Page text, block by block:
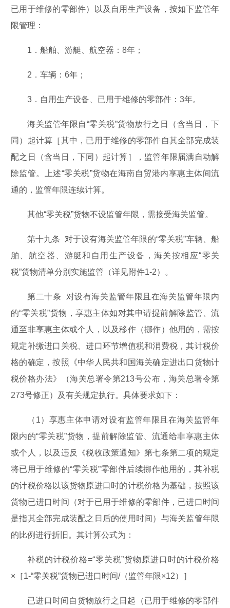
已用于维修的零部件）以及自用生产设备，按如下监管年
限管理：
1．船舶、游艇、航空器：8年；
2．车辆：6年；
3．自用生产设备、已用于维修的零部件：3年。
海关监管年限自“零关税”货物放行之日（含当日，下
同）起计算［其中，已用于维修的零部件自其全部完成装
配之日（含当日，下同）起计算］，监管年限届满自动解
除监管。上述“零关税”货物在海南自贸港内享惠主体间流
通的，监管年限连续计算。
其他“零关税”货物不设监管年限，需接受海关监管。
第十九条 对于设有海关监管年限的“零关税”车辆、船
舶、航空器、游艇和自用生产设备，海关按相应“零关
税”货物清单分别实施监管（详见附件1-2）。
第二十条 对设有海关监管年限且在海关监管年限内
的“零关税”货物，享惠主体如对其申请提前解除监管、流
通至非享惠主体或个人，以及移作（挪作）他用的，需按
规定补缴进口关税、进口环节增值税和消费税，其计税价
格的确定，按照《中华人民共和国海关确定进出口货物计
税价格办法》（海关总署令第213号公布，海关总署令第
273号修正）及有关规定执行。具体要求如下：
（1）享惠主体申请对设有监管年限且在海关监管年
限内的“零关税”货物，提前解除监管、流通给非享惠主体
或个人，以及违反《税收政策通知》第七条第二项的规定
将已用于维修的“零关税”零部件后续挪作他用的，其补税
的计税价格以该货物原进口时的计税价格为基础，按照该
货物已进口时间（对于已用于维修的零部件，已进口时间
是指其全部完成装配之日后的使用时间）与海关监管年限
的比例进行折旧。其计算公式为：
补税的计税价格=“零关税”货物原进口时的计税价格
×［1-“零关税”货物已进口时间/（监管年限×12）］
已进口时间自货物放行之日起（已用于维修的零部件